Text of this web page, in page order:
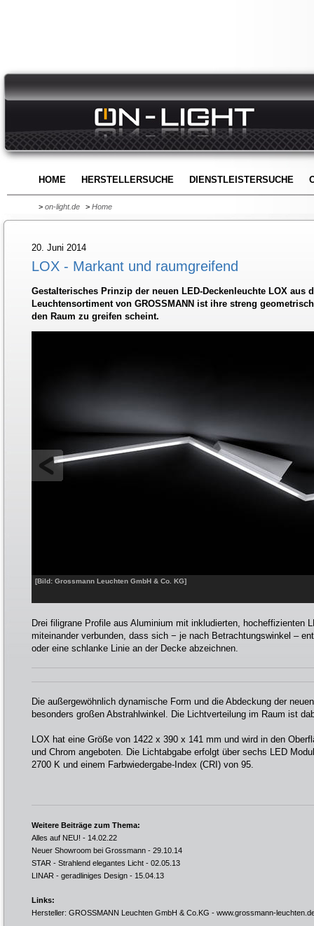
HOME HERSTELLERSUCHE DIENSTLEISTERSUCHE
> on-light.de > Home
20. Juni 2014
LOX - Markant und raumgreifend
Gestalterisches Prinzip der neuen LED-Deckenleuchte LOX aus
Leuchtensortiment von GROSSMANN ist ihre streng
den Raum zu greifen scheint.
[Bild: Grossmann Leuchten GmbH & Co. KG]
Drei filigrane Profile aus Aluminium mit inkludierten, hocheffizienten
miteinander verbunden, dass sich − je nach Betrachtungswinkel –
oder eine schlanke Linie an der Decke abzeichnen.
Die außergewöhnlich dynamische Form und die Abdeckung der
besonders großen Abstrahlwinkel. Die Lichtverteilung im Raum ist
LOX hat eine Größe von 1422 x 390 x 141 mm und wird in den
und Chrom angeboten. Die Lichtabgabe erfolgt über sechs LED
2700 K und einem Farbwiedergabe-Index (CRI) von 95.
Weitere Beiträge zum Thema:
Alles auf NEU! - 14.02.22
Neuer Showroom bei Grossmann - 29.10.14
STAR - Strahlend elegantes Licht - 02.05.13
LINAR - geradliniges Design - 15.04.13
Links:
Hersteller: GROSSMANN Leuchten GmbH & Co.KG - www.grossmann-